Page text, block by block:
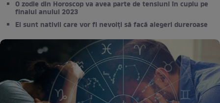
O zodie din Horoscop va avea parte de tensiuni în cuplu pe
finalul anului 2023
Ei sunt nativii care vor fi nevoiți să facă alegeri dureroase